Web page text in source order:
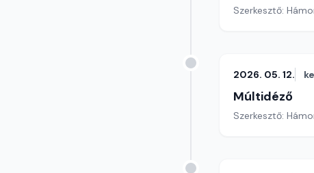
Szerkesztő:
2026. 05. 12.
Múltidéző
Szerkesztő: